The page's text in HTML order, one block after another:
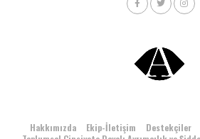
Hakkımızda Ekip-İletişim Destekçiler